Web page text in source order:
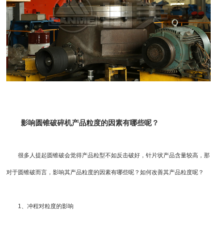
影响圆锥破碎机产品粒度的因素有哪些呢？
很多人提起 圆锥破会觉得产品粒型不如反击破好，针片状产品含量较高，那
对于圆锥破而言，影响其产品粒度的因素有哪些呢？如何改善其产品粒度呢？
1、冲程对粒度的影响